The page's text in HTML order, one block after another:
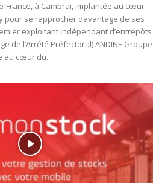
France, à Cambrai, implantée au cœur
pour se rapprocher davantage de ses
exploitant indépendant d’entrepôts
de l’Arrêté Préfectoral) ANDINE Groupe
au cœur du...